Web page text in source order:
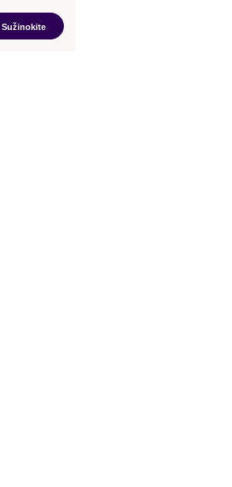
Sužinokite